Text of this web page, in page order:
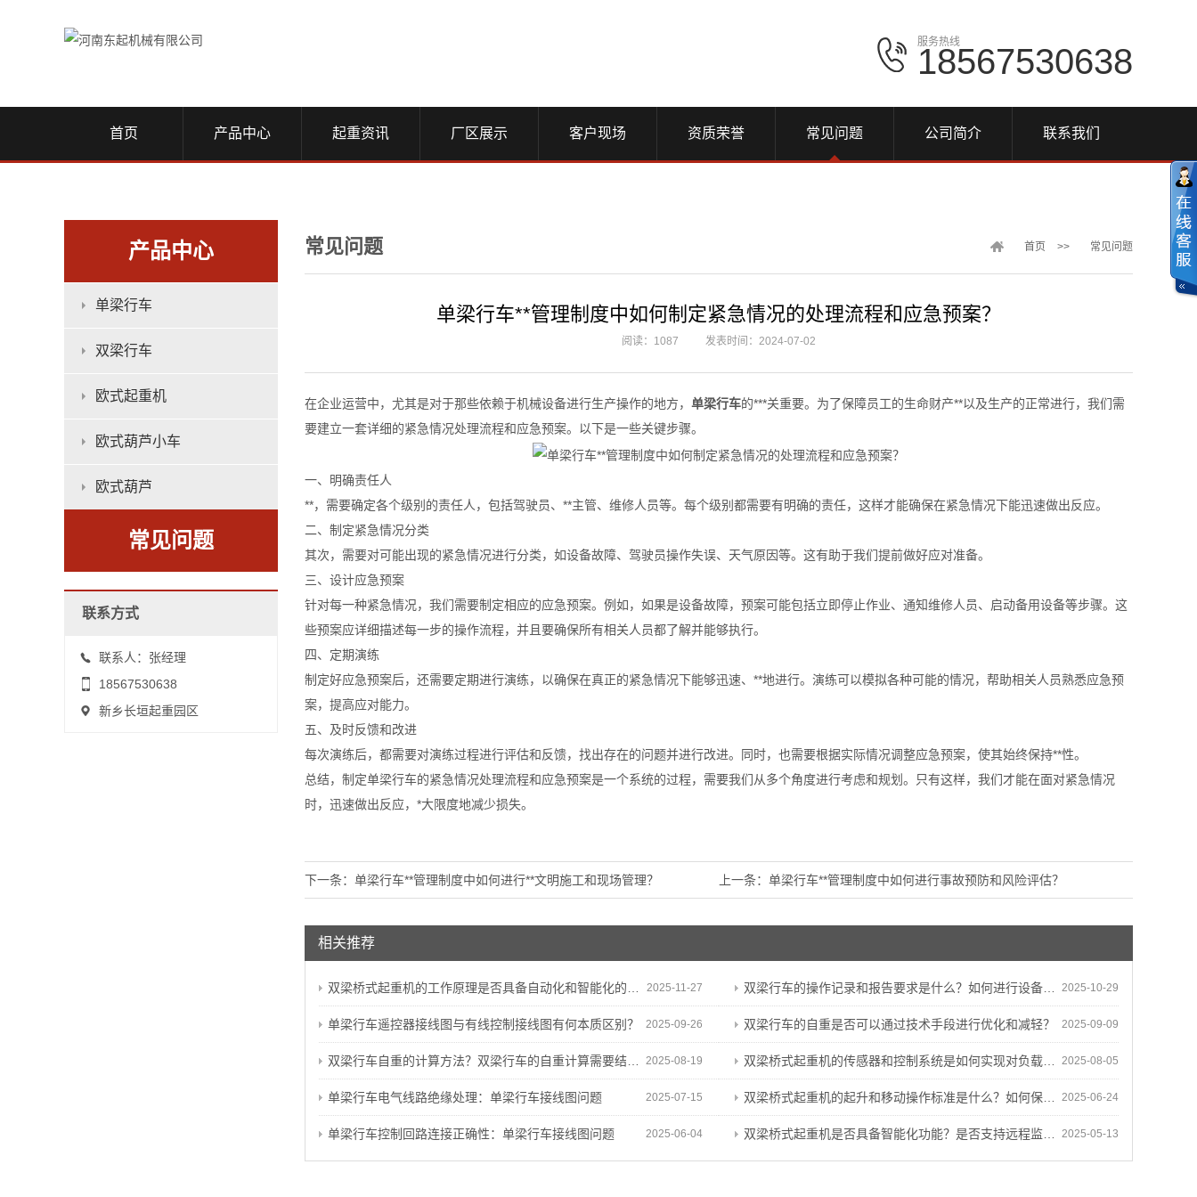
服务热线
18567530638
首页 产品中心 起重资讯 厂区展示 客户现场 资质荣誉 常见问题 公司简介 联系我们
产品中心
单梁行车
双梁行车
欧式起重机
欧式葫芦小车
欧式葫芦
常见问题
联系方式
联系人：张经理
18567530638
新乡长垣起重园区
常见问题 首页 >> 常见问题
单梁行车**管理制度中如何制定紧急情况的处理流程和应急预案？
阅读：1087 发表时间：2024-07-02
在企业运营中，尤其是对于那些依赖于机械设备进行生产操作的地方， 单梁行车的***关重要。为了保障员工的生命财产**以及生产的正常进行，我们需
要建立一套详细的紧急情况处理流程和应急预案。以下是一些关键步骤。
一、明确责任人
**，需要确定各个级别的责任人，包括驾驶员、**主管、维修人员等。每个级别都需要有明确的责任，这样才能确保在紧急情况下能迅速做出反应。
二、制定紧急情况分类
其次，需要对可能出现的紧急情况进行分类，如设备故障、驾驶员操作失误、天气原因等。这有助于我们提前做好应对准备。
三、设计应急预案
针对每一种紧急情况，我们需要制定相应的应急预案。例如，如果是设备故障，预案可能包括立即停止作业、通知维修人员、启动备用设备等步骤。这
些预案应详细描述每一步的操作流程，并且要确保所有相关人员都了解并能够执行。
四、定期演练
制定好应急预案后，还需要定期进行演练，以确保在真正的紧急情况下能够迅速、**地进行。演练可以模拟各种可能的情况，帮助相关人员熟悉应急预
案，提高应对能力。
五、及时反馈和改进
每次演练后，都需要对演练过程进行评估和反馈，找出存在的问题并进行改进。同时，也需要根据实际情况调整应急预案，使其始终保持**性。
总结，制定单梁行车的紧急情况处理流程和应急预案是一个系统的过程，需要我们从多个角度进行考虑和规划。只有这样，我们才能在面对紧急情况
时，迅速做出反应，*大限度地减少损失。
上一条： 单梁行车**管理制度中如何进行事故预防和风险评估？
下一条： 单梁行车**管理制度中如何进行**文明施工和现场管理？
相关推荐
2025-11-27
双梁桥式起重机的工作原理是否具备自动化和智能化的潜力？ 2025-10-29
双梁行车的操作记录和报告要求是什么？如何进行设备追踪和维护检查？
2025-09-26
单梁行车遥控器接线图与有线控制接线图有何本质区别？ 2025-09-09
双梁行车的自重是否可以通过技术手段进行优化和减轻？
2025-08-19
双梁行车自重的计算方法？双梁行车的自重计算需要结合结构参数和材料特性 2025-08-05
双梁桥式起重机的传感器和控制系统是如何实现对负载、位置和运动状态的监测和控制的？
2025-07-15
单梁行车电气线路绝缘处理：单梁行车接线图问题 2025-06-24
双梁桥式起重机的起升和移动操作标准是什么？如何保证操作的精确性和流畅性？
2025-06-04
单梁行车控制回路连接正确性：单梁行车接线图问题 2025-05-13
双梁桥式起重机是否具备智能化功能？是否支持远程监控和自动化操作？